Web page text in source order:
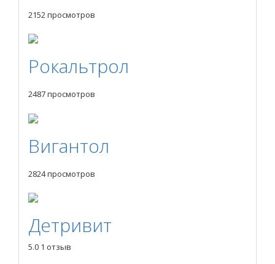
2152 просмотров
Рокальтрол
2487 просмотров
Вигантол
2824 просмотров
Детривит
5.0 1 отзыв